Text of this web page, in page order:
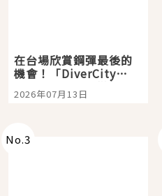
在台場欣賞鋼彈最後的
機會！「DiverCity
Tokyo Plaza」搭船、
購物、美食及夜景，一
2026年07月13日
No.3